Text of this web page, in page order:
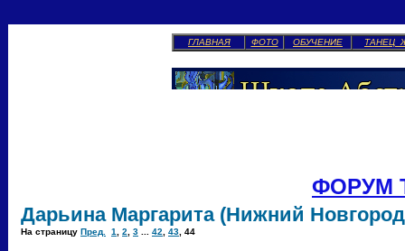
ГЛАВНАЯ ФОТО ОБУЧЕНИЕ ТАНЕЦ
ФОРУМ
Дарьина Маргарита (Нижний
На страницу Пред. 1 2 3 42 43 44